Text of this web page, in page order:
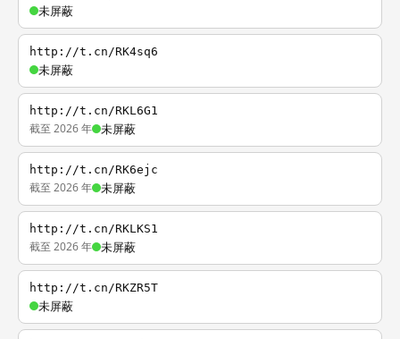
未屏蔽
http://t.cn/RK4sq6
未屏蔽
http://t.cn/RKL6G1
截至 2026 年 未屏蔽
http://t.cn/RK6ejc
截至 2026 年 未屏蔽
http://t.cn/RKLKS1
截至 2026 年 未屏蔽
http://t.cn/RKZR5T
未屏蔽